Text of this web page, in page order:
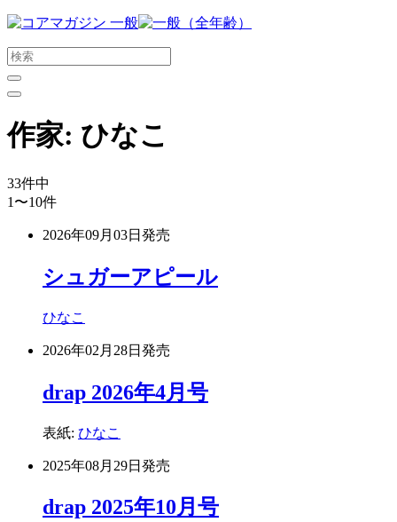
メ
ン
コ
ン
ン
ツ
ス
キ
作家: ひなこ
33件中
1〜10件
2026年09月03日 発売
シュガーアピール
ひなこ
2026年02月28日 発売
drap 2026年4月号
表紙: ひなこ
2025年08月29日 発売
drap 2025年10月号